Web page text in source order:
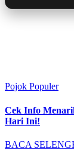
Pojok Populer
Cek Info
Hari Ini!
BACA